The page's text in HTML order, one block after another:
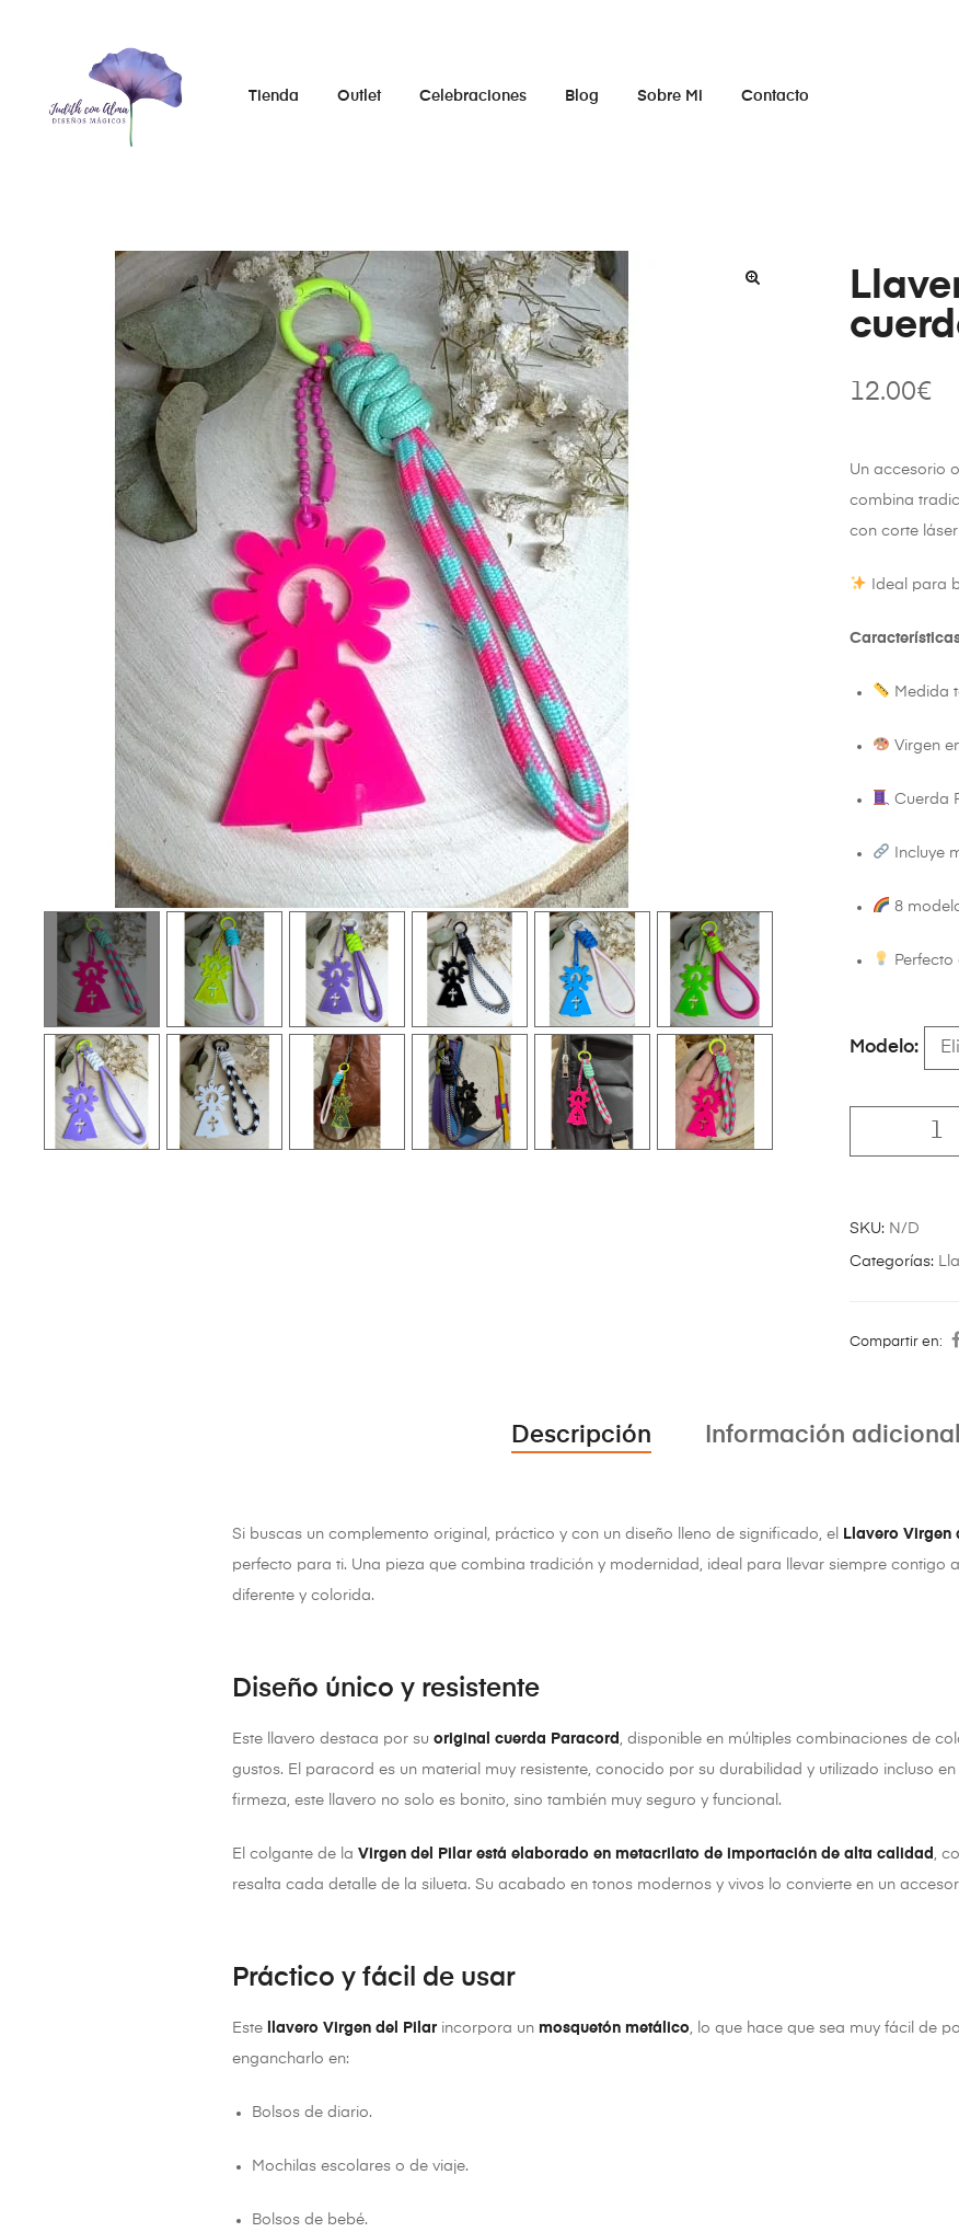
Tienda Outlet Celebraciones Blog Sobre Mi Contacto
12.00€
Un accesorio
combina
con corte
Ideal para
Medida
Virgen
Cuerda
Incluye
8
Modelo
SKU: N/D
Categorías:
Compartir en:
Descripción Información adicional
Si buscas un complemento original, práctico y con un diseño lleno de significado, el Llavero Virgen
perfecto para ti. Una pieza que combina tradición y modernidad, ideal para llevar siempre contigo
diferente y colorida.
Diseño único y resistente
Este llavero destaca por su original cuerda Paracord , disponible en múltiples combinaciones de
gustos. El paracord es un material muy resistente, conocido por su durabilidad y utilizado incluso
firmeza, este llavero no solo es bonito, sino también muy seguro y funcional.
El colgante de la Virgen del Pilar está elaborado en metacrilato de importación de alta calidad ,
resalta cada detalle de la silueta. Su acabado en tonos modernos y vivos lo convierte en un
Práctico y fácil de usar
Este llavero Virgen del Pilar incorpora un mosquetón metálico, lo que hace que sea muy fácil de
engancharlo en:
Bolsos de diario.
Mochilas escolares o de viaje.
Bolsos de bebé.